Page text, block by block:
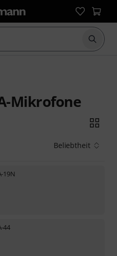
Suche
Mikrofone
Beliebtheit
19N
44